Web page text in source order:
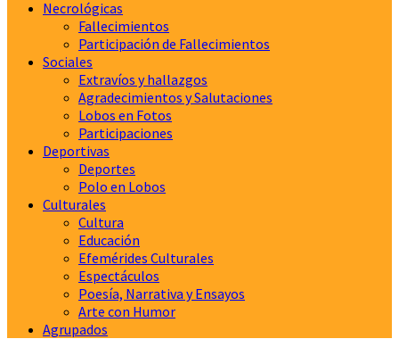
Necrológicas
Fallecimientos
Participación de Fallecimientos
Sociales
Extravíos y hallazgos
Agradecimientos y Salutaciones
Lobos en Fotos
Participaciones
Deportivas
Deportes
Polo en Lobos
Culturales
Cultura
Educación
Efemérides Culturales
Espectáculos
Poesía, Narrativa y Ensayos
Arte con Humor
Agrupados